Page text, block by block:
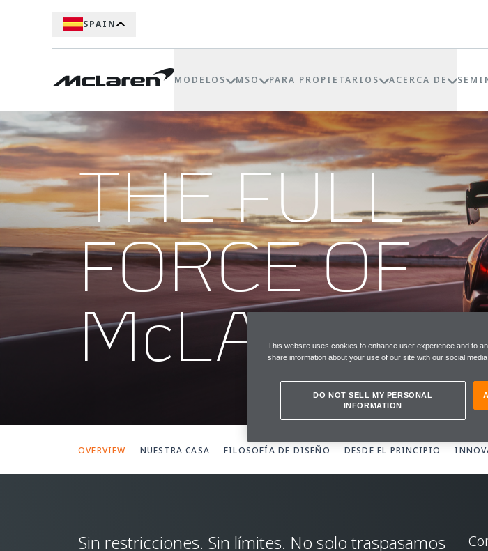
SPAIN
MODELOS MSO PARA PROPIETARIOS ACERCA DE
THE FULL
FORCE OF
McLAREN
OVERVIEW NUESTRA CASA FILOSOFÍA DE DISEÑO DESDE EL PRINCIPIO
Sin restricciones. Sin límites. No solo traspasamos
This website uses cookies to enhance user experience and to
share information about your use of our site with our social
DO NOT SELL MY PERSONAL
INFORMATION